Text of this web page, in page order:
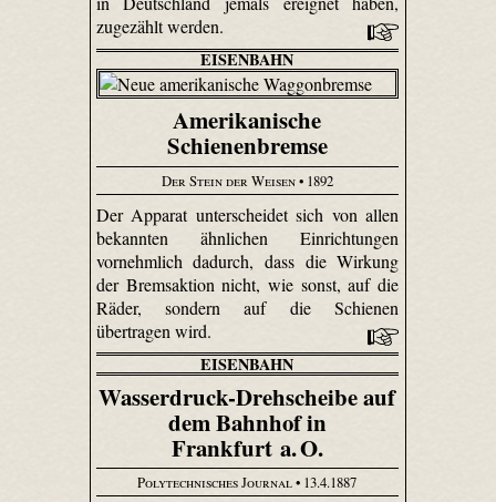
zugezählt werden.
EISENBAHN
Amerikanische
Schienenbremse
Der Stein der Weisen• 1892
Der Apparat unterscheidet sich von allen
bekannten ähnlichen Einrichtungen
vornehmlich dadurch, dass die Wirkung
der Bremsaktion nicht, wie sonst, auf die
Räder, sondern auf die Schienen
übertragen wird.
EISENBAHN
Wasserdruck-Drehscheibe auf
dem Bahnhof in
Frankfurt a. O.
Polytechnisches Journal• 13.4.1887